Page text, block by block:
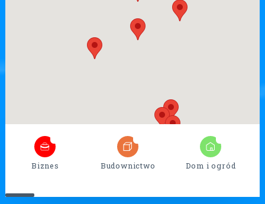
Biznes Budownictwo Dom i ogród